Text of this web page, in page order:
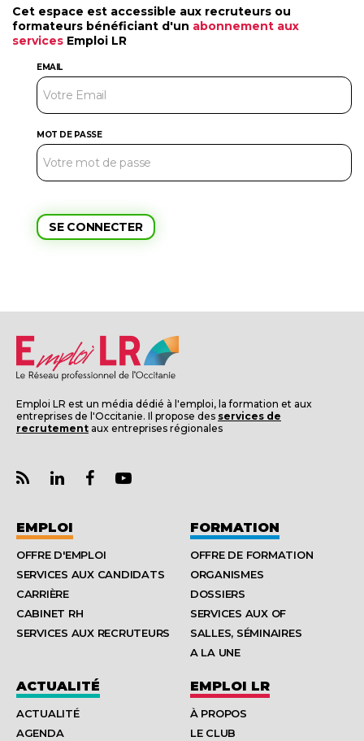
Cet espace est accessible aux recruteurs ou
formateurs bénéficiant d'un abonnement aux
services Emploi LR
EMAIL
MOT DE PASSE
Emploi LR est un média dédié à l'emploi, la formation et aux
entreprises de l'Occitanie. Il propose des services de
recrutement aux entreprises régionales
EMPLOI
OFFRE D'EMPLOI
SERVICES AUX CANDIDATS
CARRIÈRE
CABINET RH
SERVICES AUX RECRUTEURS
FORMATION
OFFRE DE FORMATION
ORGANISMES
DOSSIERS
SERVICES AUX OF
SALLES, SÉMINAIRES
A LA UNE
ACTUALITÉ
ACTUALITÉ
AGENDA
EMPLOI LR
À PROPOS
LE CLUB